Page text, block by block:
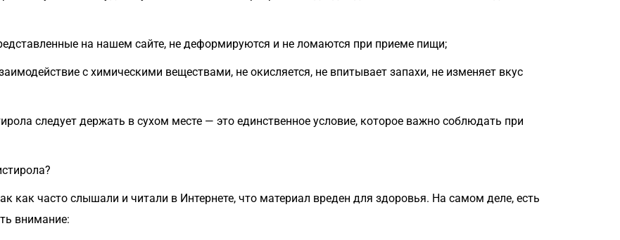
на нашем сайте, не деформируются и не ломаются при приеме пищи;
с химическими веществами, не окисляется, не впитывает запахи, не изменяет вкус
следует держать в сухом месте — это единственное условие, которое важно соблюдать при
как часто слышали и читали в Интернете, что материал вреден для здоровья. На самом деле, есть
внимание: